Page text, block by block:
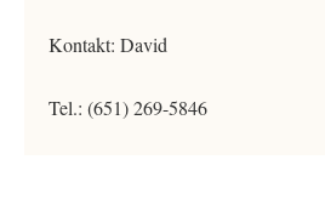
Kontakt: David
Tel.: (651) 269-5846